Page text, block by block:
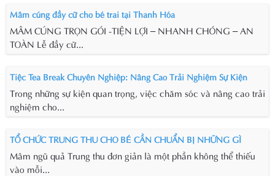
Mâm cúng đầy cữ cho bé trai tại Thanh Hóa
MÂM CÚNG TRỌN GÓI -TIỆN LỢI – NHANH CHÓNG – AN
TOÀN Lễ đầy cữ...
Tiệc Tea Break Chuyên Nghiệp: Nâng Cao Trải Nghiệm Sự Kiện
Trong những sự kiện quan trọng, việc chăm sóc và nâng cao trải
nghiệm cho...
TỔ CHỨC TRUNG THU CHO BÉ CẦN CHUẨN BỊ NHỮNG GÌ
Mâm ngũ quả Trung thu đơn giản là một phần không thể thiếu
vào mỗi...